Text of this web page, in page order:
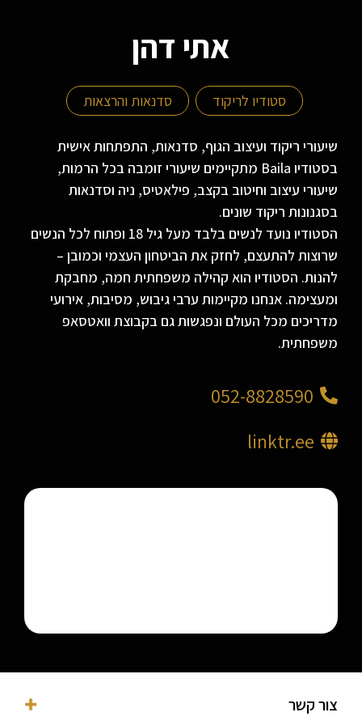
אתי דהן
סטודיו לריקוד סדנאות והרצאות
שיעורי ריקוד ועיצוב הגוף, סדנאות, התפתחות אישית
בסטודיו Baila מתקיימים שיעורי זומבה בכל הרמות,
שיעורי עיצוב וחיטוב בקצב, פילאטיס, ניה וסדנאות
בסגנונות ריקוד שונים.
הסטודיו נועד לנשים בלבד מעל גיל 18 ופתוח לכל הנשים
שרוצות להתעצם, לחזק את הביטחון העצמי וכמובן –
להנות. הסטודיו הוא קהילה משפחתית חמה, מחבקת
ומעצימה. אנחנו מקיימות ערבי גיבוש, מסיבות, אירועי
מדריכים מכל העולם ונפגשות גם בקבוצת וואטסאפ
משפחתית.
052-8828590
linktr.ee
צור קשר